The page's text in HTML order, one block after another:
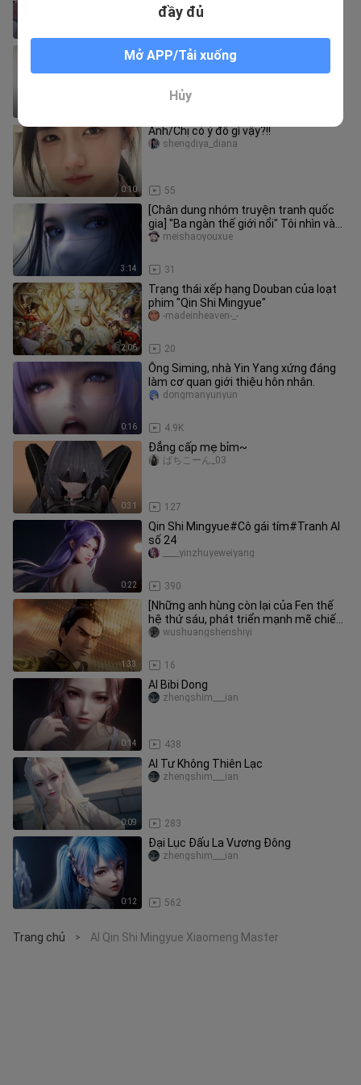
Tất da thông thường → Tất da có
phần mũi chân được gia cố
0:10
Anh/Chị có ý đồ gì vậy?!!
55
shengdiya_diana
3:14
[Chân dung nhóm truyện tranh quốc
gia] "Ba ngàn thế giới nổi" Tôi nhìn vào
mắt bạn, và trái tim tôi
31
meishaoyouxue
2:06
Trạng thái xếp hạng Douban của loạt
phim "Qin Shi Mingyue"
20
-madeinheaven-_-
0:16
Ông Siming, nhà Yin Yang xứng đáng
làm cơ quan giới thiệu hôn nhân.
4.9K
dongmanyunyun
0:31
Đẳng cấp mẹ bỉm~
127
ばちこーん_03
0:22
Qin Shi Mingyue#Cô gái tím#Tranh AI
số 24
390
____yinzhuyeweiyang
1:33
[Những anh hùng còn lại của Fen thế
hệ thứ sáu, phát triển mạnh mẽ chiến
lược và kiểm soát thế giới
16
wushuangshenshiyi
0:14
AI Bibi Dong
438
zhengshim___ian
0:09
AI Tư Không Thiên Lạc
283
zhengshim___ian
0:12
Đại Lục Đấu La Vương Đông
562
zhengshim___ian
Trang chủ > AI Qin Shi Mingyue Xiaomeng Master
đầy đủ
Mở APP/Tải xuống
Hủy